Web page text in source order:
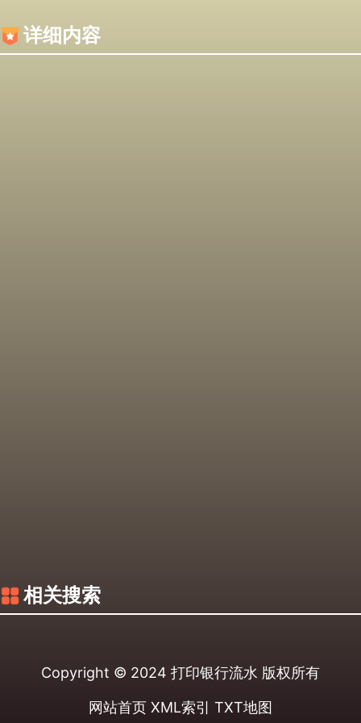
详细内容
相关搜索
Copyright © 2024 打印银行流水 版权所有
网站首页 XML索引 TXT地图